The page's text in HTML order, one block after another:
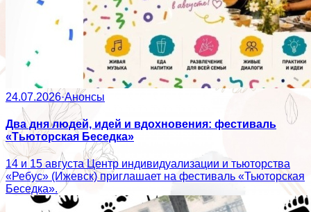
24.07.2026·Анонсы
Два дня людей, идей и вдохновения: фестиваль
«Тьюторская Беседка»
14 и 15 августа Центр индивидуализации и тьюторства
«Ребус» (Ижевск) приглашает на фестиваль «Тьюторская
Беседка».